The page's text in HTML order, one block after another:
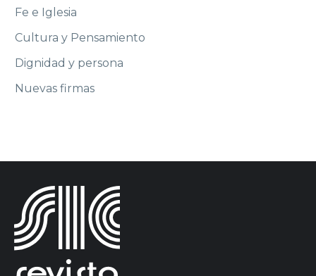
Fe e Iglesia
Cultura y Pensamiento
Dignidad y persona
Nuevas firmas